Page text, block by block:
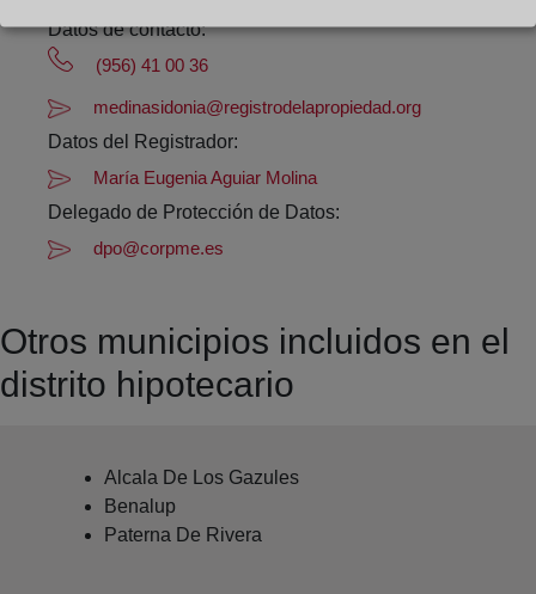
Datos de contacto:
(956) 41 00 36
medinasidonia@registrodelapropiedad.org
Datos del Registrador:
María Eugenia Aguiar Molina
Delegado de Protección de Datos:
dpo@corpme.es
Otros municipios incluidos en el
distrito hipotecario
Alcala De Los Gazules
Benalup
Paterna De Rivera